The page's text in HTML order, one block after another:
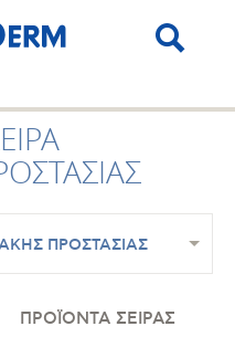
ΠΡΟΣΤΑΣΙΑΣ
ΠΡΟΪΟΝΤΑ ΣΕΙΡΑΣ